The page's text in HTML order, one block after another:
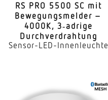
RS PRO 5500 SC mit
Bewe­gungs­melder –
4000K, 3‑adrige
Durchverdrahtung
Sensor-LED-Innenleuchte